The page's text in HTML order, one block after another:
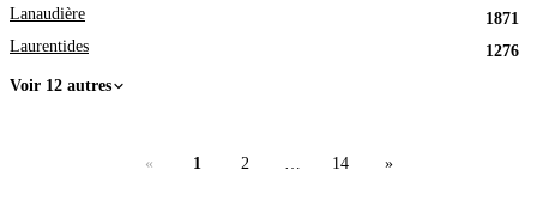
Lanaudière
1871
Laurentides
1276
Voir 12 autres
« 1 2 … 14 »